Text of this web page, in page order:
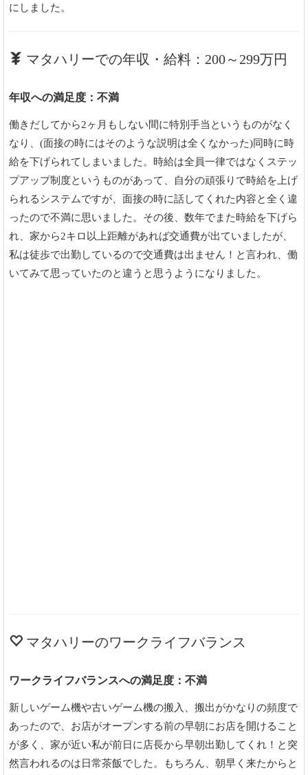
にしました。
マタハリーでの年収・給料：200～299万円
年収への満足度：不満
働きだしてから2ヶ月もしない間に特別手当というものがなく
なり、(面接の時にはそのような説明は全くなかった)同時に時
給を下げられてしまいました。時給は全員一律ではなくステッ
プアップ制度というものがあって、自分の頑張りで時給を上げ
られるシステムですが、面接の時に話してくれた内容と全く違
ったので不満に思いました。その後、数年でまた時給を下げら
れ、家から2キロ以上距離があれば交通費が出ていましたが、
私は徒歩で出勤しているので交通費は出ません！と言われ、働
いてみて思っていたのと違うと思うようになりました。
マタハリーのワークライフバランス
ワークライフバランスへの満足度：不満
新しいゲーム機や古いゲーム機の搬入、搬出がかなりの頻度で
あったので、お店がオープンする前の早朝にお店を開けること
が多く、家が近い私が前日に店長から早朝出勤してくれ！と突
然言われるのは日常茶飯でした。もちろん、朝早く来たからと